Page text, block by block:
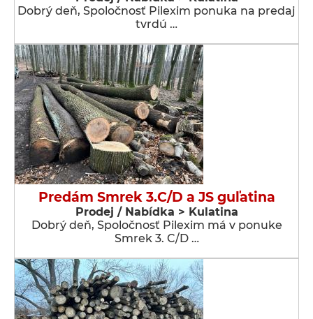
Dobrý deň, Spoločnosť Pilexim ponuka na predaj
tvrdú …
Predám Smrek 3.C/D a JS guľatina
Prodej / Nabídka > Kulatina
Dobrý deň, Spoločnosť Pilexim má v ponuke
Smrek 3. C/D …